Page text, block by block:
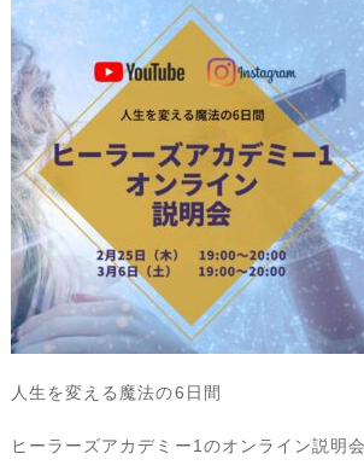
人生を変える魔法の6日間
ヒーラーズアカデミー1のオンライン説明